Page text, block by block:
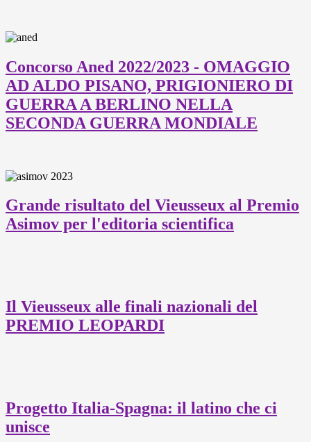
Concorso Aned 2022/2023 - OMAGGIO
AD ALDO PISANO, PRIGIONIERO DI
GUERRA A BERLINO NELLA
SECONDA GUERRA MONDIALE
Grande risultato del Vieusseux al Premio
Asimov per l'editoria scientifica
Il Vieusseux alle finali nazionali del
PREMIO LEOPARDI
Progetto Italia-Spagna: il latino che ci
unisce